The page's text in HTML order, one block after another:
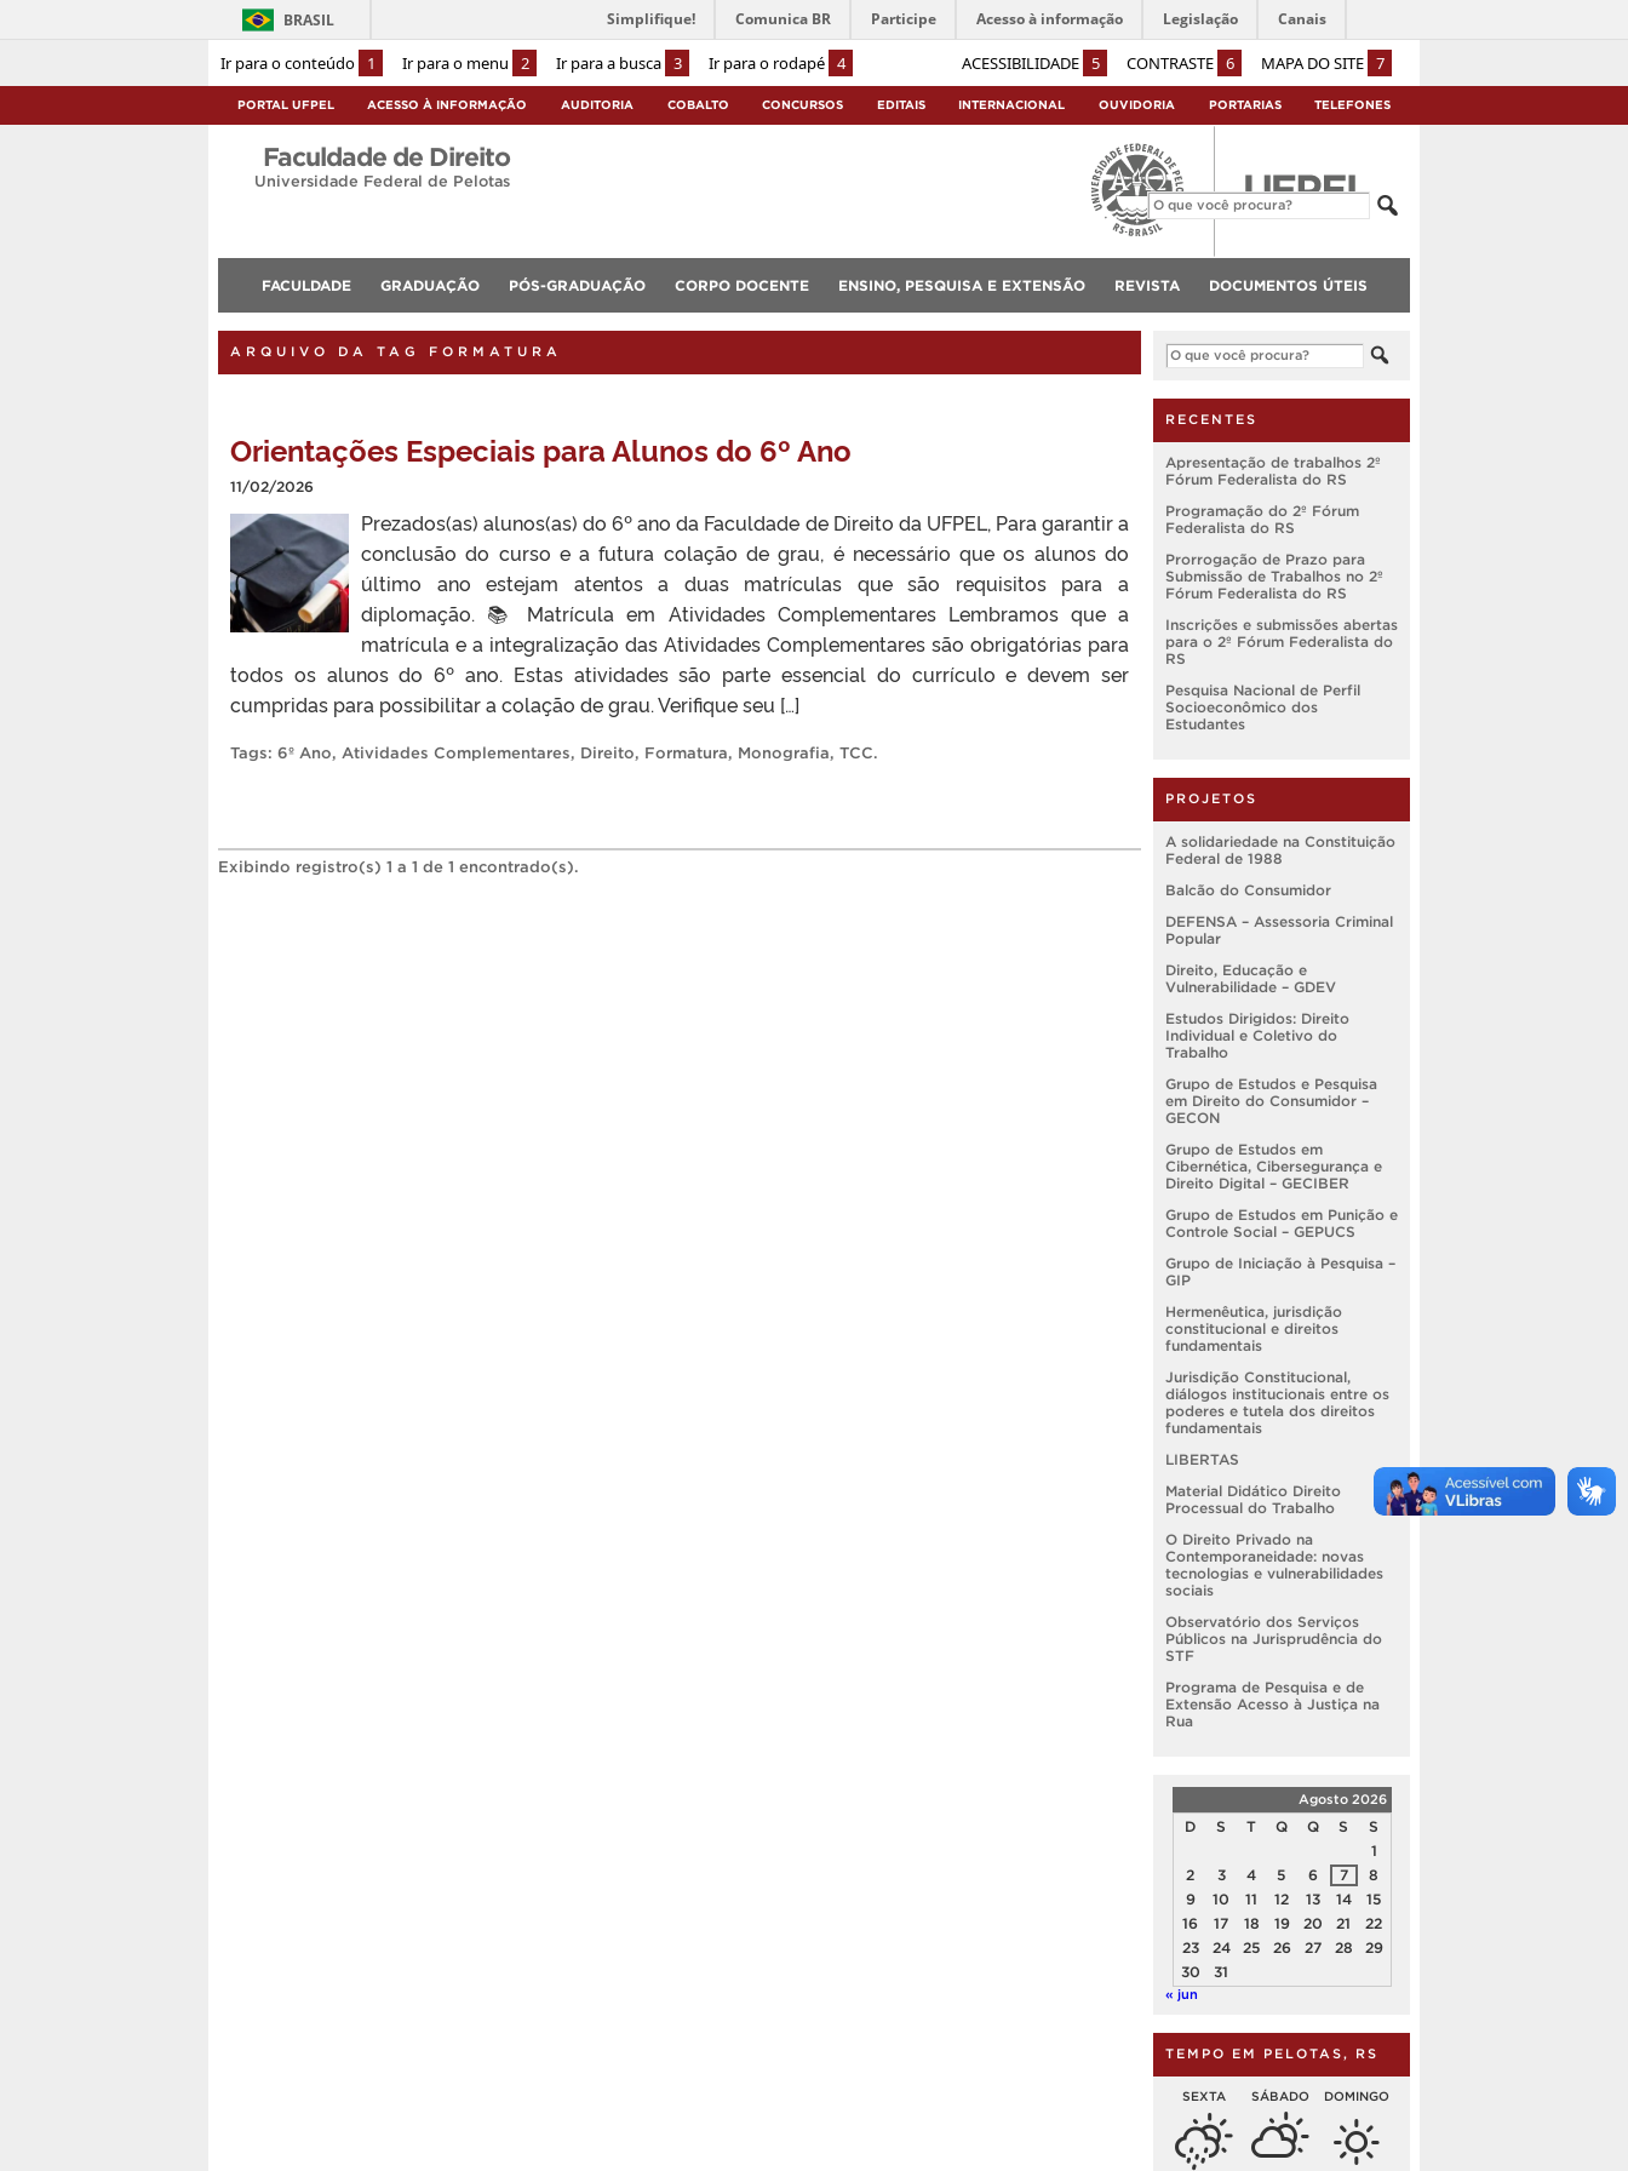
Ir para o conteúdo 1 Ir para o menu 2 Ir para a busca 3 Ir para o rodapé 4 ACESSIBILIDADE 5 CONTRASTE 6 MAPA DO SITE 7
BRASIL Simplifique! Comunica BR Participe Acesso à informação Legislação Canais
PORTAL UFPEL ACESSO À INFORMAÇÃO AUDITORIA COBALTO CONCURSOS EDITAIS INTERNACIONAL OUVIDORIA PORTARIAS TELEFONES
Faculdade de Direito
Universidade Federal de Pelotas
FACULDADE GRADUAÇÃO PÓS-GRADUAÇÃO CORPO DOCENTE ENSINO, PESQUISA E EXTENSÃO REVISTA DOCUMENTOS ÚTEIS
ARQUIVO DA TAG FORMATURA
Orientações Especiais para Alunos do 6º Ano
11/02/2026
Prezados(as) alunos(as) do 6º ano da Faculdade de Direito da UFPEL, Para garantir a
conclusão do curso e a futura colação de grau, é necessário que os alunos do
último ano estejam atentos a duas matrículas que são requisitos para a
diplomação. 📚 Matrícula em Atividades Complementares Lembramos que a
matrícula e a integralização das Atividades Complementares são obrigatórias para
todos os alunos do 6º ano. Estas atividades são parte essencial do currículo e devem ser
cumpridas para possibilitar a colação de grau. Verifique seu […]
Tags: 6º Ano, Atividades Complementares, Direito, Formatura, Monografia, TCC.
Exibindo registro(s) 1 a 1 de 1 encontrado(s).
RECENTES
Apresentação de trabalhos 2º
Fórum Federalista do RS
Programação do 2º Fórum
Federalista do RS
Prorrogação de Prazo para
Submissão de Trabalhos no 2º
Fórum Federalista do RS
Inscrições e submissões abertas
para o 2º Fórum Federalista do
RS
Pesquisa Nacional de Perfil
Socioeconômico dos
Estudantes
PROJETOS
A solidariedade na Constituição
Federal de 1988
Balcão do Consumidor
DEFENSA – Assessoria Criminal
Popular
Direito, Educação e
Vulnerabilidade – GDEV
Estudos Dirigidos: Direito
Individual e Coletivo do
Trabalho
Grupo de Estudos e Pesquisa
em Direito do Consumidor –
GECON
Grupo de Estudos em
Cibernética, Cibersegurança e
Direito Digital – GECIBER
Grupo de Estudos em Punição e
Controle Social – GEPUCS
Grupo de Iniciação à Pesquisa –
GIP
Hermenêutica, jurisdição
constitucional e direitos
fundamentais
Jurisdição Constitucional,
diálogos institucionais entre os
poderes e tutela dos direitos
fundamentais
LIBERTAS
Material Didático Direito
Processual do Trabalho
O Direito Privado na
Contemporaneidade: novas
tecnologias e vulnerabilidades
sociais
Observatório dos Serviços
Públicos na Jurisprudência do
STF
Programa de Pesquisa e de
Extensão Acesso à Justiça na
Rua
Agosto 2026
D S T Q Q S
S
1
2
3 4 5 6 7
8
9
10 11 12 13 14
15
16
17 18 19 20 21
22
23
24 25 26 27 28
29
30
31
« jun
TEMPO EM PELOTAS, RS
SEXTA SÁBADO DOMINGO